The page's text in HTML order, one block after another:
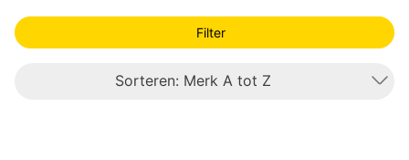
Filter
Sorteren: Merk A tot Z